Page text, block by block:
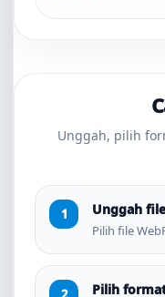
Unggah, pilih
Unggah
Pilih file
Pilih